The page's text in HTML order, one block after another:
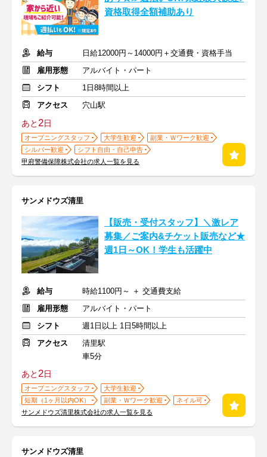
資格取得全額補助あり
給与
日給12000円～14000円＋交通費・資格手当
雇用形態
アルバイト・パート
シフト
1日8時間以上
アクセス
穴山駅
あと2日
オープニングスタッフ 大学生歓迎
副業・Ｗワーク歓迎
シルバー歓迎
シフト自由・自己申告
甲府警備保障株式会社の求人一覧を見る
サンメドウズ清里
【販売・受付スタッフ】＼激レア
募集／ご案内&チケット販売など★
週1日～OK！学生も活躍中
給与
時給1100円～ ＋ 交通費支給
雇用形態
アルバイト・パート
シフト
週1日以上 1日5時間以上
アクセス
清里駅
車5分
あと2日
オープニングスタッフ
大学生歓迎
短期（1ヶ月以内OK）
副業・Ｗワーク歓迎
ネイル可
サンメドウズ清里株式会社の求人一覧を見る
サンメドウズ清里